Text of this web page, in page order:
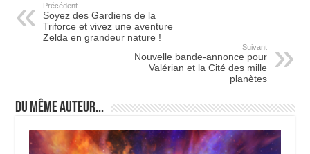
Précédent
Soyez des Gardiens de la
Triforce et vivez une aventure
Zelda en grandeur nature !
Suivant
Nouvelle bande-annonce pour
Valérian et la Cité des mille
planètes
Du même auteur...